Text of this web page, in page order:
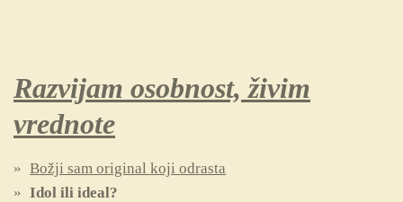
Razvijam osobnost, živim
vrednote
Božji sam original koji odrasta
Idol ili ideal?